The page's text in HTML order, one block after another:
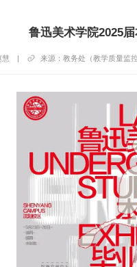
鲁迅美术学院2025
慧 | 来源：教务处（教学质量监控